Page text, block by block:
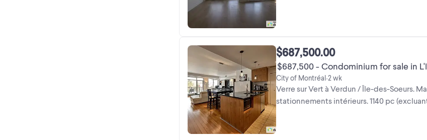
$687,500.00
$687,500 - Condominium for sale in
City of Montréal•2 wk
Verre sur Vert à Verdun / Île-des-Soeurs.
stationnements intérieurs. 1140 pc